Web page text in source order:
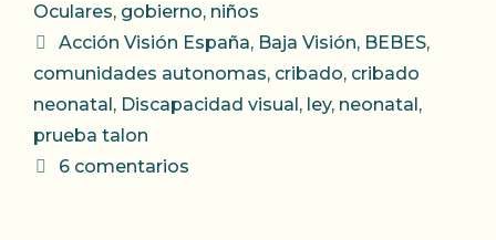
Oculares, gobierno, niños
Etiquetas
Acción Visión España, Baja Visión, BEBES,
comunidades autonomas, cribado, cribado
neonatal , Discapacidad visual , ley, neonatal ,
prueba talon
6 comentarios